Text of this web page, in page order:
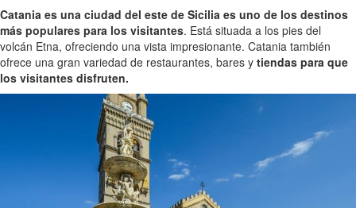
Catania es una ciudad del este de Sicilia es uno de los destinos
más populares para los visitantes. Está situada a los pies del
volcán Etna, ofreciendo una vista impresionante. Catania también
ofrece una gran variedad de restaurantes, bares y tiendas para que
los visitantes disfruten.